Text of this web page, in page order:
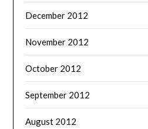
December 2012
November 2012
October 2012
September 2012
August 2012